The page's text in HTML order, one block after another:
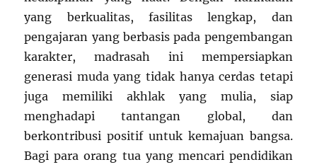
yang berkualitas, fasilitas lengkap, dan
pengajaran yang berbasis pada pengembangan
karakter, madrasah ini mempersiapkan
generasi muda yang tidak hanya cerdas tetapi
juga memiliki akhlak yang mulia, siap
menghadapi tantangan global, dan
berkontribusi positif untuk kemajuan bangsa.
Bagi para orang tua yang mencari pendidikan